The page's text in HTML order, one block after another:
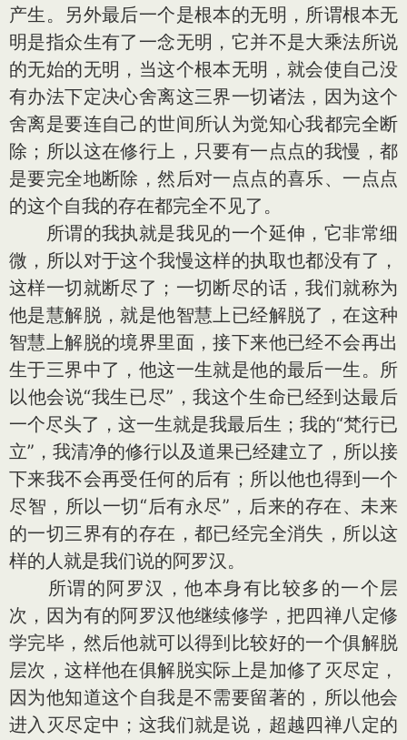
产生。另外最后一个是根本的无明，所谓根本无
明是指众生有了一念无明，它并不是大乘法所说
的无始的无明，当这个根本无明，就会使自己没
有办法下定决心舍离这三界一切诸法，因为这个
舍离是要连自己的世间所认为觉知心我都完全断
除；所以这在修行上，只要有一点点的我慢，都
是要完全地断除，然后对一点点的喜乐、一点点
的这个自我的存在都完全不见了。
所谓的我执就是我见的一个延伸，它非常细
微，所以对于这个我慢这样的执取也都没有了，
这样一切就断尽了；一切断尽的话，我们就称为
他是慧解脱，就是他智慧上已经解脱了，在这种
智慧上解脱的境界里面，接下来他已经不会再出
生于三界中了，他这一生就是他的最后一生。所
以他会说“我生已尽”，我这个生命已经到达最后
一个尽头了，这一生就是我最后生；我的“梵行已
立”，我清净的修行以及道果已经建立了，所以接
下来我不会再受任何的后有；所以他也得到一个
尽智，所以一切“后有永尽”，后来的存在、未来
的一切三界有的存在，都已经完全消失，所以这
样的人就是我们说的阿罗汉。
所谓的阿罗汉，他本身有比较多的一个层
次，因为有的阿罗汉他继续修学，把四禅八定修
学完毕，然后他就可以得到比较好的一个俱解脱
层次，这样他在俱解脱实际上是加修了灭尽定，
因为他知道这个自我是不需要留著的，所以他会
进入灭尽定中；这我们就是说，超越四禅八定的